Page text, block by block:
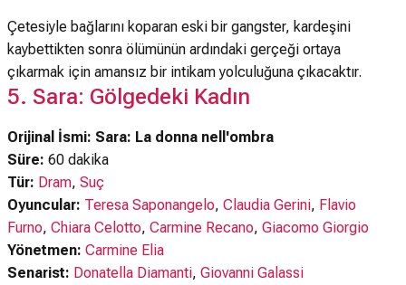
Çetesiyle bağlarını koparan eski bir gangster, kardeşini
kaybettikten sonra ölümünün ardındaki gerçeği ortaya
çıkarmak için amansız bir intikam yolculuğuna çıkacaktır.
5. Sara: Gölgedeki Kadın
Orijinal İsmi: Sara: La donna nell'ombra
Süre: 60 dakika
Tür: Dram, Suç
Oyuncular: Teresa Saponangelo, Claudia Gerini, Flavio
Furno, Chiara Celotto, Carmine Recano, Giacomo Giorgio
Yönetmen: Carmine Elia
Senarist: Donatella Diamanti, Giovanni Galassi